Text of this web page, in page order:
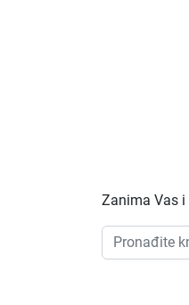
Zanima Vas